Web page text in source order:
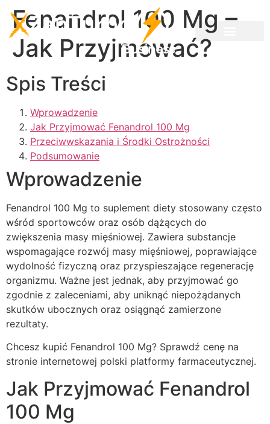
Fenandrol 100 Mg –
Jak Przyjmować?
Spis Treści
Wprowadzenie
Jak Przyjmować Fenandrol 100 Mg
Przeciwwskazania i Środki Ostrożności
Podsumowanie
Wprowadzenie
Fenandrol 100 Mg to suplement diety stosowany często
wśród sportowców oraz osób dążących do
zwiększenia masy mięśniowej. Zawiera substancje
wspomagające rozwój masy mięśniowej, poprawiające
wydolność fizyczną oraz przyspieszające regenerację
organizmu. Ważne jest jednak, aby przyjmować go
zgodnie z zaleceniami, aby uniknąć niepożądanych
skutków ubocznych oraz osiągnąć zamierzone
rezultaty.
Chcesz kupić Fenandrol 100 Mg? Sprawdź cenę na
stronie internetowej polski platformy farmaceutycznej.
Jak Przyjmować Fenandrol
100 Mg